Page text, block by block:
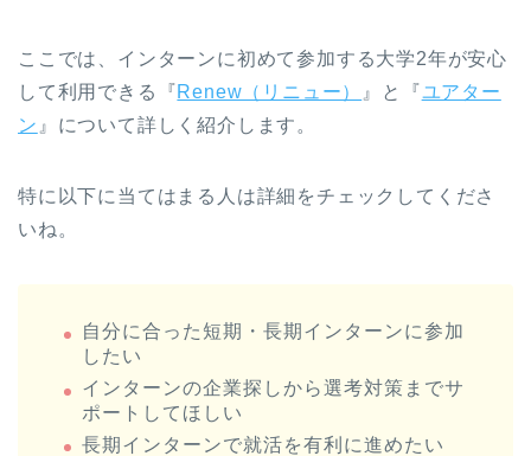
ここでは、インターンに初めて参加する大学2年が安心
して利用できる『 Renew（リニュー） 』と『 ユアター
ン 』について詳しく紹介します。
特に以下に当てはまる人は詳細をチェックしてくださ
いね。
自分に合った短期・長期インターンに参加
したい
インターンの企業探しから選考対策までサ
ポートしてほしい
長期インターンで就活を有利に進めたい